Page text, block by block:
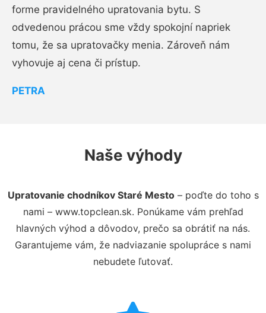
forme pravidelného upratovania bytu. S
odvedenou prácou sme vždy spokojní napriek
tomu, že sa upratovačky menia. Zároveň nám
vyhovuje aj cena či prístup.
PETRA
Naše výhody
Upratovanie chodníkov Staré Mesto– poďte do toho s
nami – www.topclean.sk. Ponúkame vám prehľad
hlavných výhod a dôvodov, prečo sa obrátiť na nás.
Garantujeme vám, že nadviazanie spolupráce s nami
nebudete ľutovať.